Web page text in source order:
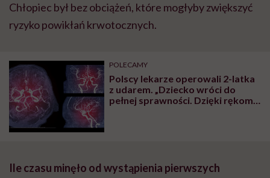
Chłopiec był bez obciążeń, które mogłyby zwiększyć
ryzyko powikłań krwotocznych.
POLECAMY
Polscy lekarze operowali 2-latka
z udarem. „Dziecko wróci do
pełnej sprawności. Dzięki rękom
Ile czasu minęło od wystąpienia pierwszych